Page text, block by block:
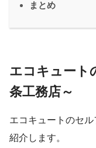
まとめ
エコキュート
条工務店～
エコキュートのセ
紹介します。